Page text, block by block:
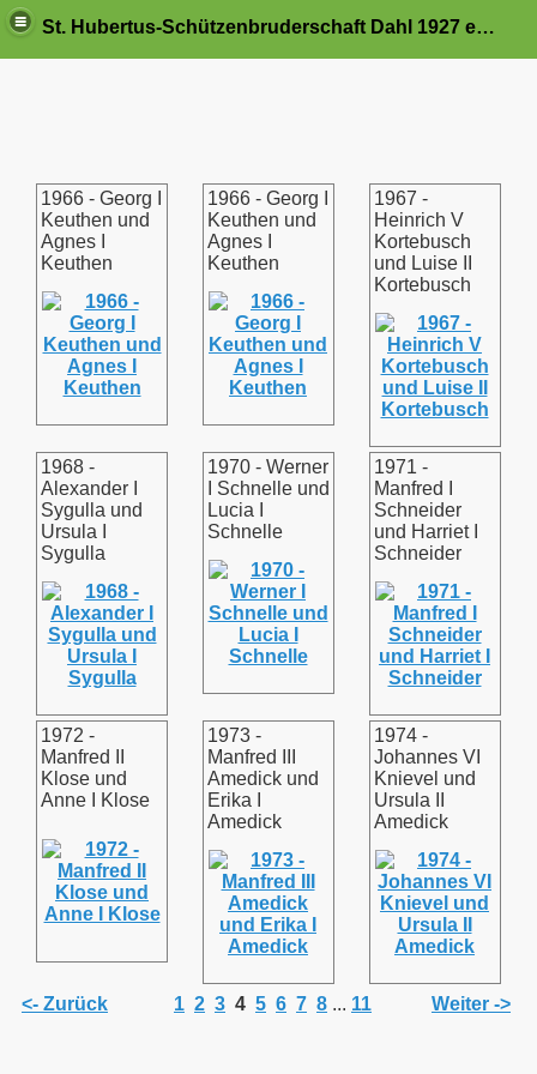
St. Hubertus-Schützenbruderschaft Dahl 1927 e.V.
1966 - Georg I
Keuthen und
Agnes I
Keuthen
1966 - Georg I
Keuthen und
Agnes I
Keuthen
1967 -
Heinrich V
Kortebusch
und Luise II
Kortebusch
1968 -
Alexander I
Sygulla und
Ursula I
Sygulla
1970 - Werner
I Schnelle und
Lucia I
Schnelle
1971 -
Manfred I
Schneider
und Harriet I
Schneider
1972 -
Manfred II
Klose und
Anne I Klose
1973 -
Manfred III
Amedick und
Erika I
Amedick
1974 -
Johannes VI
Knievel und
Ursula II
Amedick
<- Zurück 1 2 3 4 5 6 7 8 ... 11 Weiter ->